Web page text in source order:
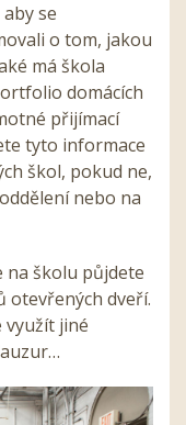
se
o tom, jakou
má škola
domácích
přijímací
tyto informace
škol, pokud ne,
nebo na
na školu půjdete
otevřených dveří.
využít jiné